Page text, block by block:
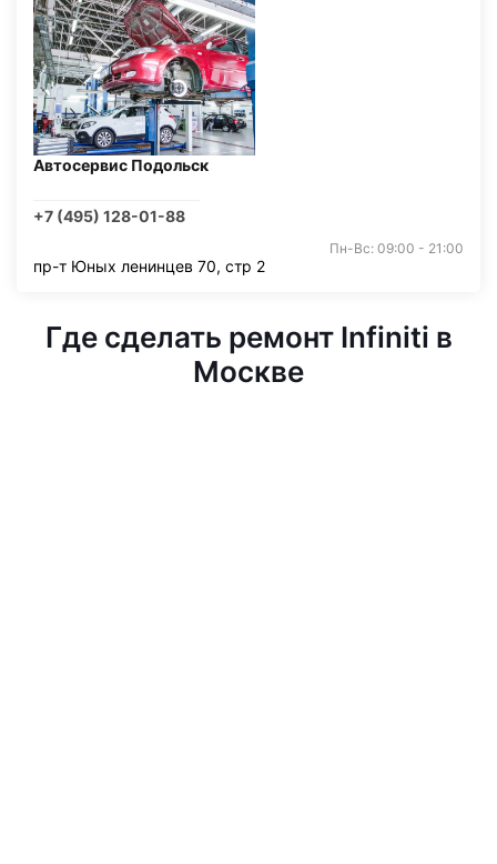
Автосервис Подольск
+7 (495) 128-01-88
Пн-Вс: 09:00 - 21:00
пр-т Юных ленинцев 70, стр 2
Где сделать ремонт Infiniti в
Москве